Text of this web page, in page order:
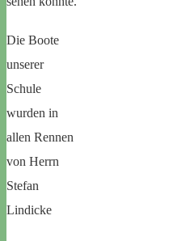
Die Boote
unserer
Schule
wurden in
allen Rennen
von Herrn
Stefan
Lindicke